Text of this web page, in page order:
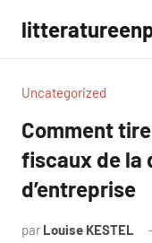
contenu
Uncategorized
Comment
fiscaux de la
d’entreprise
par Louise KESTEL